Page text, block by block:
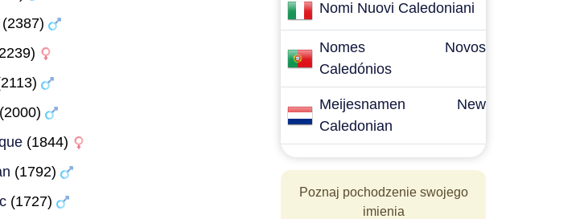
(2000)
(1844)
(1792)
(1727)
Nomi Nuovi Caledoniani
Nomes Novos
Caledónios
Meijesnamen New
Caledonian
Poznaj pochodzenie swojego
imienia